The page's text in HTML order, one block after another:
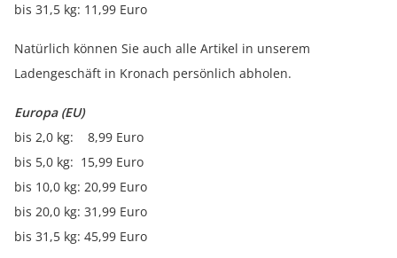
bis 31,5 kg: 11,99 Euro
Natürlich können Sie auch alle Artikel in unserem
Ladengeschäft in Kronach persönlich abholen.
Europa (EU)
bis 2,0 kg: 8,99 Euro
bis 5,0 kg: 15,99 Euro
bis 10,0 kg: 20,99 Euro
bis 20,0 kg: 31,99 Euro
bis 31,5 kg: 45,99 Euro